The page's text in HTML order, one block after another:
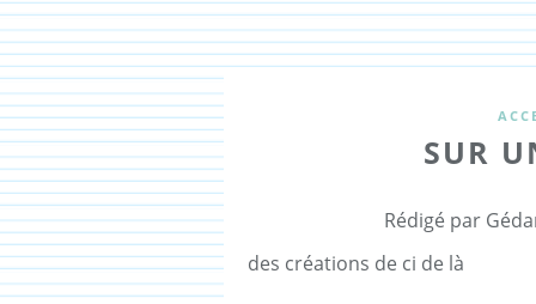
SUR
Rédigé par
des créations de ci de là